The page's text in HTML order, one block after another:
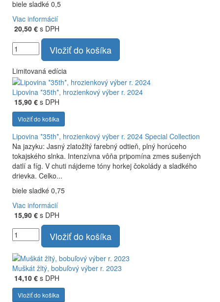
biele sladké 0,5
Viac informácií
20,50 € s DPH
Vložiť do košíka
Limitovaná edícia
Lipovina *35th*, hrozienkový výber r. 2024
15,90 € s DPH
Vložiť do košíka
Lipovina *35th*, hrozienkový výber r. 2024 Special Collection
Na jazyku: Jasný zlatožltý farebný odtieň, plný horúceho
tokajského slnka. Intenzívna vôňa pripomína zmes sušených
datlí a fíg. V chuti nájdeme tóny horkej čokolády a sladkého
drievka. Celko...
biele sladké 0,75
Viac informácií
15,90 € s DPH
Vložiť do košíka
Muškát žltý, bobuľový výber r. 2023
14,10 € s DPH
Vložiť do košíka